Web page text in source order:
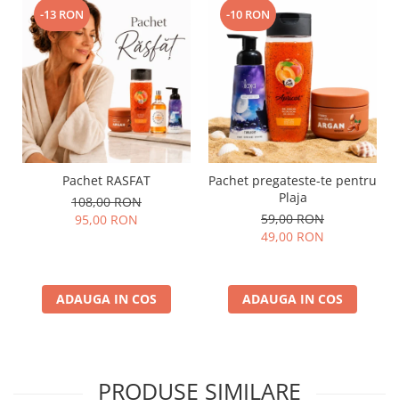
-13 RON
Pachet RASFAT
108,00 RON
95,00 RON
ADAUGA IN COS
-10 RON
Pachet pregateste-te pentru
Plaja
59,00 RON
49,00 RON
ADAUGA IN COS
PRODUSE SIMILARE